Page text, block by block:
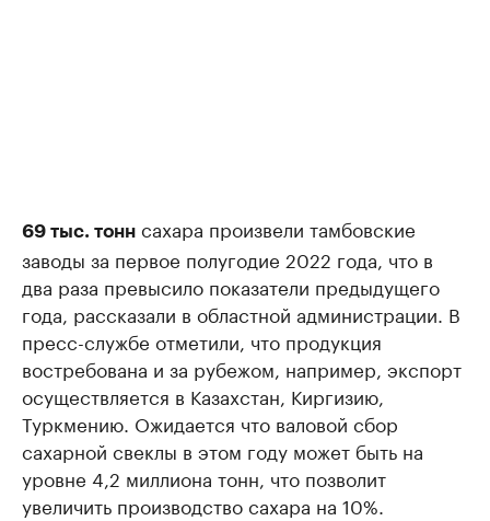
69 тыс. тонн сахара произвели тамбовские
заводы за первое полугодие 2022 года, что в
два раза превысило показатели предыдущего
года, рассказали в областной администрации. В
пресс-службе отметили, что продукция
востребована и за рубежом, например, экспорт
осуществляется в Казахстан, Киргизию,
Туркмению. Ожидается что валовой сбор
сахарной свеклы в этом году может быть на
уровне 4,2 миллиона тонн, что позволит
увеличить производство сахара на 10%.